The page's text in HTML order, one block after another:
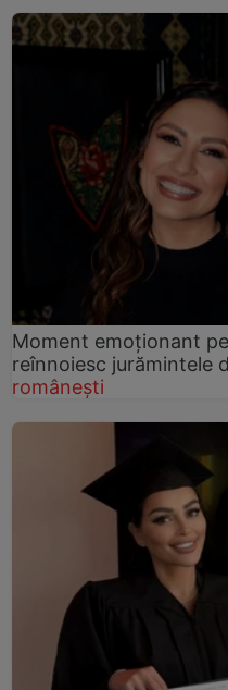
Moment emoționant
reînnoiesc jurămintele
românești